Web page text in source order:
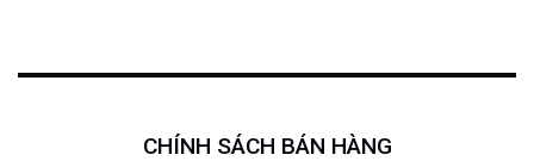
CHÍNH SÁCH BÁN HÀNG